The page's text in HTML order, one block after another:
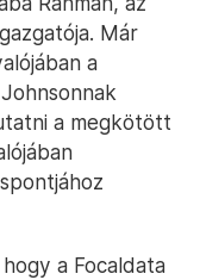
Már
a
a megkötött
a Focaldata